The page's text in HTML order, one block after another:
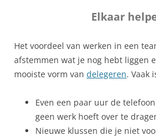
Elkaar
Het voordeel van werken in een
afstemmen wat je nog hebt liggen
mooiste vorm van delegeren. Vaak
Even een paar uur de
geen werk hoeft over te
Nieuwe klussen die je niet